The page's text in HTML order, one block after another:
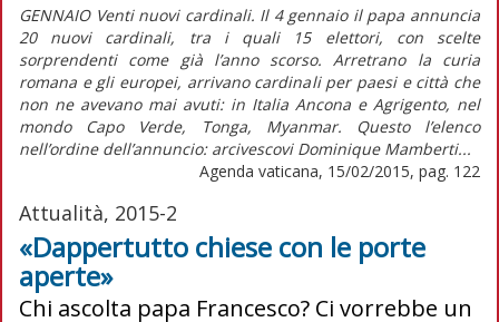
GENNAIO Venti nuovi cardinali. Il 4 gennaio il papa annuncia
20 nuovi cardinali, tra i quali 15 elettori, con scelte
sorprendenti come già l’anno scorso. Arretrano la curia
romana e gli europei, arrivano cardinali per paesi e città che
non ne avevano mai avuti: in Italia Ancona e Agrigento, nel
mondo Capo Verde, Tonga, Myanmar. Questo l’elenco
nell’ordine dell’annuncio: arcivescovi Dominique Mamberti...
Agenda vaticana, 15/02/2015, pag. 122
Attualità, 2015-2
«Dappertutto chiese con le porte
aperte»
Chi ascolta papa Francesco? Ci vorrebbe un